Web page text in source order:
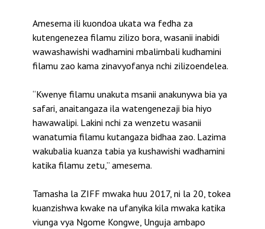
Amesema ili kuondoa ukata wa fedha za
kutengenezea filamu zilizo bora, wasanii inabidi
wawashawishi wadhamini mbalimbali kudhamini
filamu zao kama zinavyofanya nchi zilizoendelea.
“Kwenye filamu unakuta msanii anakunywa bia ya
safari, anaitangaza ila watengenezaji bia hiyo
hawawalipi. Lakini nchi za wenzetu wasanii
wanatumia filamu kutangaza bidhaa zao. Lazima
wakubalia kuanza tabia ya kushawishi wadhamini
katika filamu zetu,” amesema.
Tamasha la ZIFF mwaka huu 2017, ni la 20, tokea
kuanzishwa kwake na ufanyika kila mwaka katika
viunga vya Ngome Kongwe, Unguja ambapo